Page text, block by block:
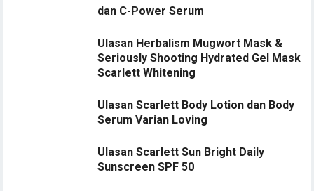
dan C-Power Serum
Ulasan Herbalism Mugwort Mask &
Seriously Shooting Hydrated Gel Mask
Scarlett Whitening
Ulasan Scarlett Body Lotion dan Body
Serum Varian Loving
Ulasan Scarlett Sun Bright Daily
Sunscreen SPF 50